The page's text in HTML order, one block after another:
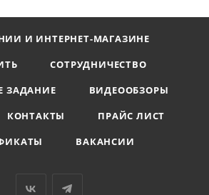
И ИНТЕРНЕТ-МАГАЗИНЕ
СОТРУДНИЧЕСТВО
ЗАДАНИЕ
ВИДЕООБЗОРЫ
КОНТАКТЫ
ПРАЙС ЛИСТ
ВАКАНСИИ